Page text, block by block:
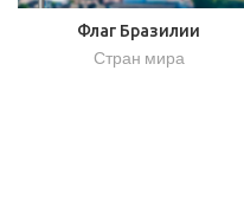
Флаг Бразилии
Стран мира